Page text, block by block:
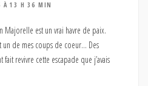
À 13 H 36 MIN
Majorelle est un vrai havre de paix.
un de mes coups de coeur… Des
fait revivre cette escapade que j’avais